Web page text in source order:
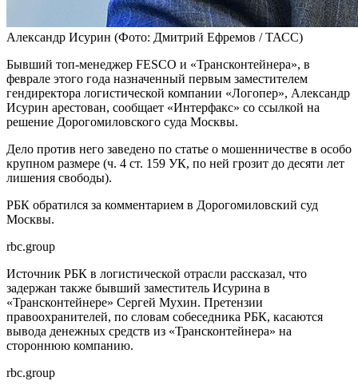
Александр Исурин (Фото: Дмитрий Ефремов / ТАСС)
Бывший топ-менеджер FESCO и «Трансконтейнера», в
феврале этого года назначенный первым заместителем
гендиректора логистической компании «Логопер», Александр
Исурин арестован, сообщает «Интерфакс» со ссылкой на
решение Дорогомиловского суда Москвы.
Дело против него заведено по статье о мошенничестве в особо
крупном размере (ч. 4 ст. 159 УК, по ней грозит до десяти лет
лишения свободы).
РБК обратился за комментарием в Дорогомиловский суд
Москвы.
rbc.group
Источник РБК в логистической отрасли рассказал, что
задержан также бывший заместитель Исурина в
«Трансконтейнере» Сергей Мухин. Претензии
правоохранителей, по словам собеседника РБК, касаются
вывода денежных средств из «Трансконтейнера» на
стороннюю компанию.
rbc.group